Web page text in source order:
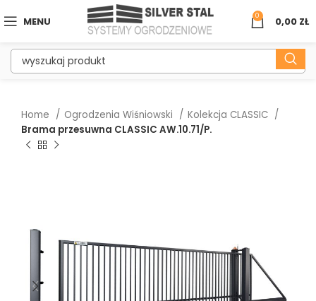
MENU 0 0,00 ZŁ
Home Ogrodzenia Wiśniowski
Kolekcja CLASSIC
Brama przesuwna CLASSIC AW.10.71/P.